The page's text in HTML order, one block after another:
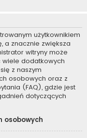
użytkownikiem
a znacznie zwiększa
witryny może
wiele dodatkowych
z naszym
osobowych oraz z
(FAQ), gdzie jest
dotyczących
osobowych